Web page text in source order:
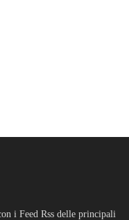
i Feed Rss delle principali